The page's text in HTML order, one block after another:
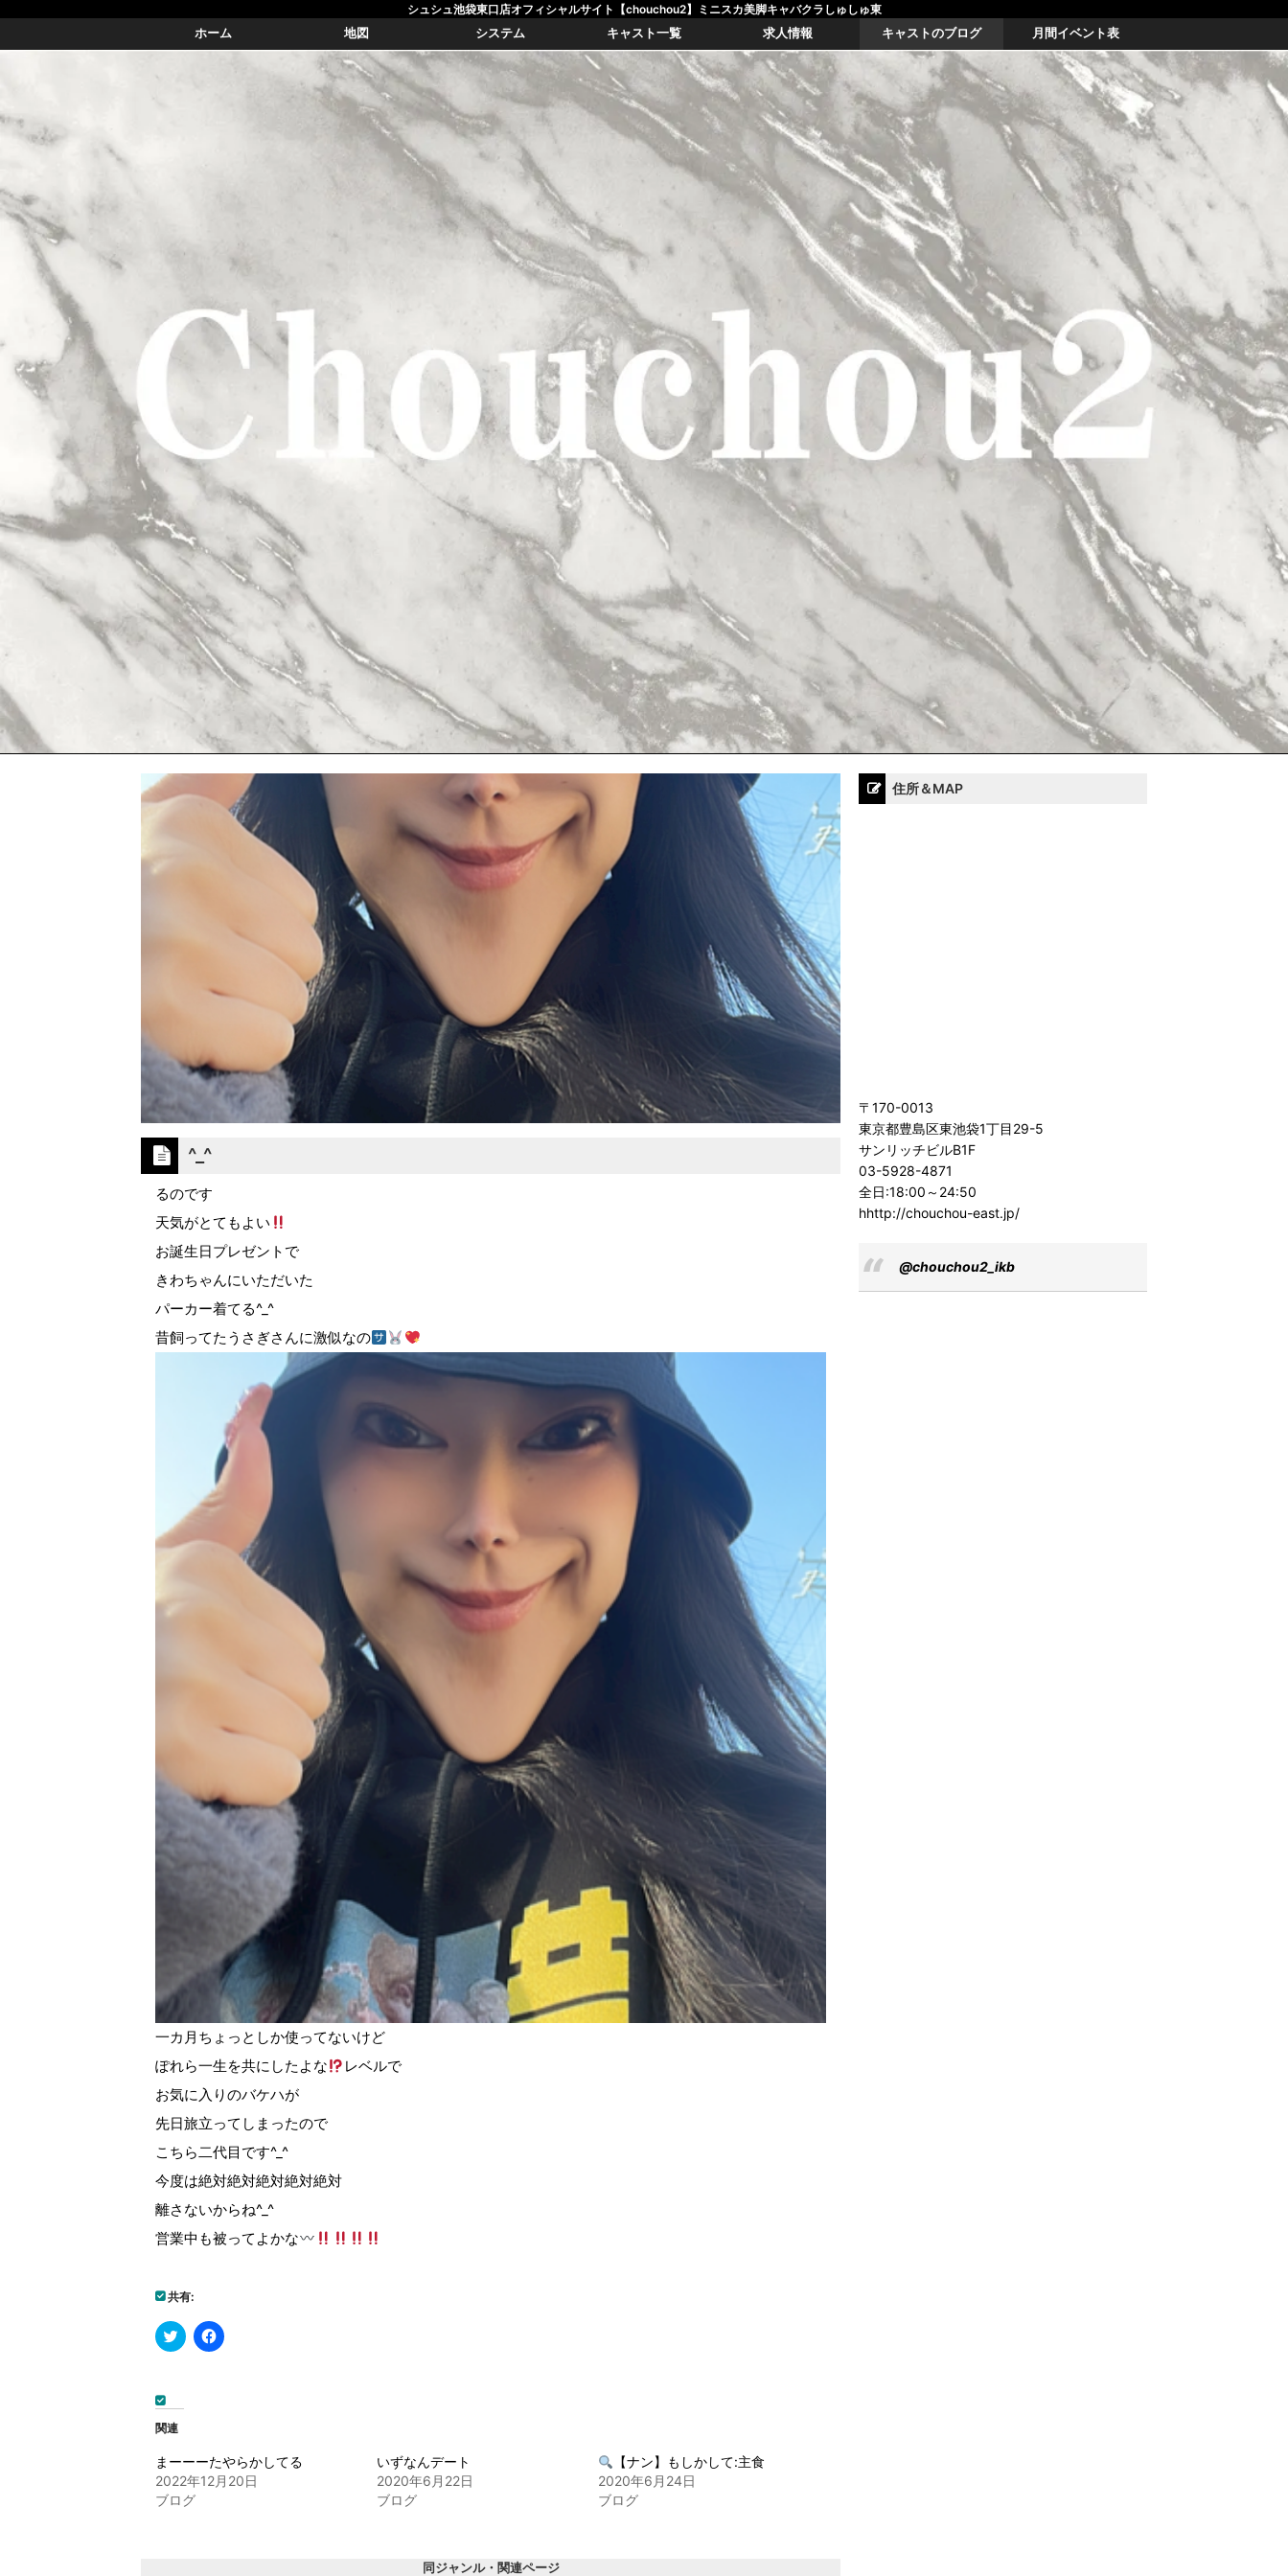
シュシュ池袋東口店オフィシャルサイト【chouchou2】ミニスカ美脚キャバクラしゅしゅ東
ホーム
地図 システム キャスト一覧 求人情報 キャストのブログ 月間イベント表
^_^
るのです
天気がとてもよい
お誕生日プレゼントで
きわちゃんにいただいた
パーカー着てる^_^
昔飼ってたうさぎさんに激似なの
一カ月ちょっとしか使ってないけど
ぽれら一生を共にしたよな
レベルで
お気に入りのバケハが
先日旅立ってしまったので
こちら二代目です^_^
今度は絶対絶対絶対絶対絶対
離さないからね^_^
営業中も被ってよかな
共有:
ク
リ
Twitter
(新
い
ウ
ィ
Facebook
で
ッ
ク
し
関連
まーーーたやらかしてる
2022年12月20日
ブログ
いずなんデート
2020年6月22日
ブログ
【ナン】もしかして:主食
2020年6月24日
ブログ
同ジャンル・関連ページ
住所＆MAP
〒170-0013
東京都豊島区東池袋1丁目29-5
サンリッチビルB1F
03-5928-4871
全日:18:00～24:50
hhttp://chouchou-east.jp/
@chouchou2_ikb